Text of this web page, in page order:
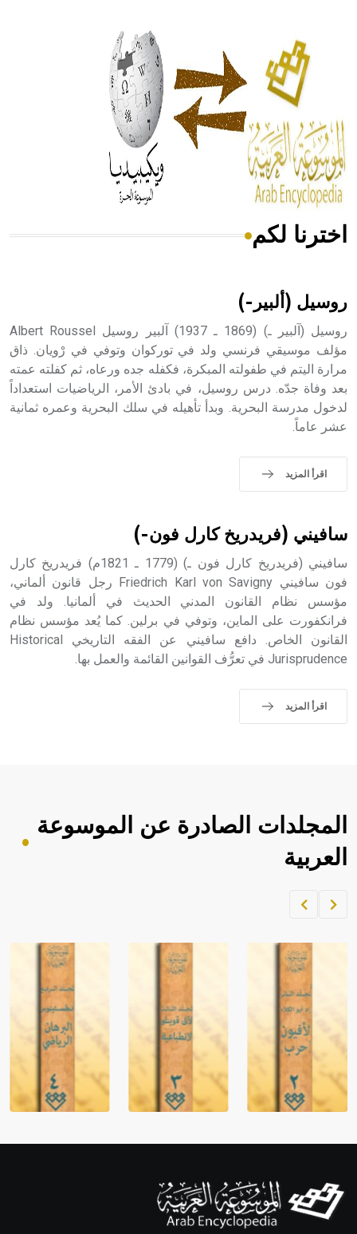
الحكم، الأدلة، تنظيم التغذية، ورسالته في جروح الرأس. ويعود
له الفضل بأنه حرر الطب من الدين والفلسفة.
- هل تعلم أن المرجان إفراز حيواني يتكون في البحر ويتركب
من مادة كربونات الكلسيوم، وهو أحمر أو شديد الحمرة وهو
أجود أنواعه، ويمتاز بكبر الحجم ويسمى الش
هل تعلم أن الأبسيد كلمة فرنسية اللفظ تم اعتمادها مصطلحاً
- هل تعلم أن أبجر Abgar اسم معروف جيداً يعود إلى عدد من
الملوك الذين حكموا مدينة إديسا (الرها) من أبجر الأول وحتى
التاسع، وهم ينتسبون إلى أسرة أوسروين
حيث تقتصر القيمة الصوتية للعلامة الك
اخترنا لكم
روسيل (ألبير-)
روسيل (آلبير ـ) (1869 ـ 1937) آلبير روسيل Albert Roussel
مؤلف موسيقي فرنسي ولد في توركوان وتوفي في رْويان. ذاق
مرارة اليتم في طفولته المبكرة، فكفله جده ورعاه، ثم كفلته عمته
بعد وفاة جدّه. درس روسيل، في بادئ الأمر، الرياضيات استعداداً
لدخول مدرسة البحرية. وبدأ تأهيله في سلك البحرية وعمره ثمانية
عشر عاماً.
اقرأ المزيد
سافيني (فريدريخ كارل فون-)
سافيني (فريدريخ كارل فون ـ) (1779 ـ 1821م) فريدريخ كارل
فون سافيني Friedrich Karl von Savigny رجل قانون ألماني،
مؤسس نظام القانون المدني الحديث في ألمانيا. ولد في
فرانكفورت على الماين، وتوفي في برلين. كما يُعد مؤسس نظام
القانون الخاص. دافع سافيني عن الفقه التاريخي Historical
Jurisprudence في تعرُّف القوانين القائمة والعمل بها.
اقرأ المزيد
المجلدات الصادرة عن الموسوعة
العربية